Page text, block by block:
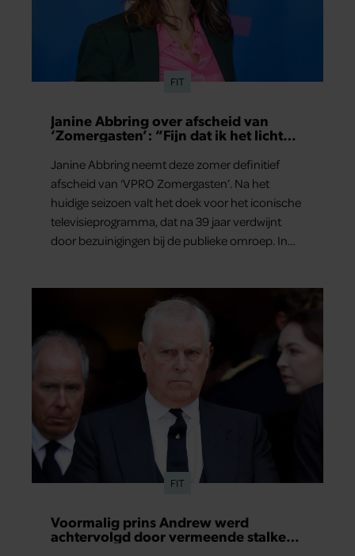
FIT
Janine Abbring over afscheid van
‘Zomergasten’: “Fijn dat ik het licht
Janine Abbring neemt deze zomer definitief
afscheid van ‘VPRO Zomergasten’. Na het
huidige seizoen valt het doek voor het iconische
televisieprogramma, dat na 39 jaar verdwijnt
door bezuinigingen bij de publieke omroep. In
Hoewel ze uitkijkt naar de laatste reeks, vindt ze
het ook verdrietig dat een televisieklassieker
verdwijnt.
FIT
Voormalig prins Andrew werd
achtervolgd door vermeende stalker